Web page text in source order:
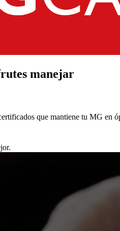
manejar
que mantiene tu MG en